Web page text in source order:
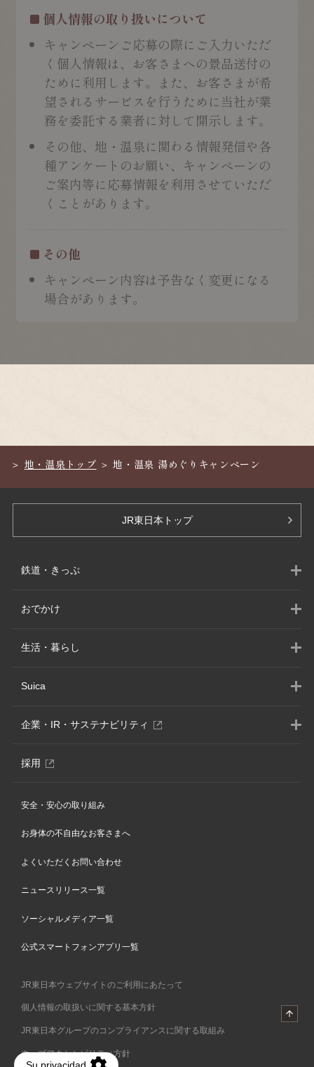
個人情報の取り扱いについて
キャンペーンご応募の際にご入力いただ
く個人情報は、お客さまへの景品送付の
ために利用します。また、お客さまが希
望されるサービスを行うために当社が業
務を委託する業者に対して開示します。
その他、地・温泉に関わる情報発信や各
種アンケートのお願い、キャンペーンの
ご案内等に応募情報を利用させていただ
くことがあります。
その他
キャンペーン内容は予告なく変更になる
場合があります。
地・温泉トップ 地・温泉 湯めぐりキャンペーン
JR東日本トップ
鉄道・きっぷ
おでかけ
生活・暮らし
Suica
企業・IR・サステナビリティ
別
採用 別
ン
ウ
開
ま
安全・安心の取り組み
お身体の不自由なお客さまへ
よくいただくお問い合わせ
ニュースリリース一覧
ソーシャルメディア一覧
公式スマートフォンアプリ一覧
JR東日本ウェブサイトのご利用にあたって
個人情報の取扱いに関する基本方針
JR東日本グループのコンプライアンスに関する取組み
ウェブアクセシビリティ方針